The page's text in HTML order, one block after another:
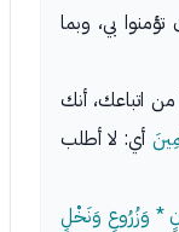
بي، وبما
من اتباعك، أنك
أي: لا أطلب
* وَزُرُوعٍ وَنَخْلٍ